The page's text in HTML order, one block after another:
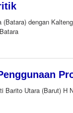
dengan
Utara (Barut) H